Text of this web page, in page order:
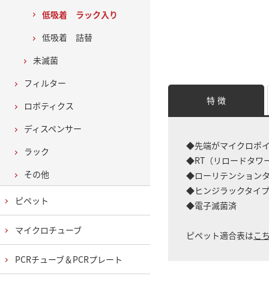
特 徴
◆先端がマイクロポ
◆RT（リロードタワ
◆ローリテンション
◆ヒンジラックタイプ
◆電子滅菌済
ピペット適合表はこ
低吸着 ラック入り
低吸着 詰替
未滅菌
フィルター
ロボティクス
ディスペンサー
ラック
その他
ピペット
マイクロチューブ
PCRチューブ＆PCRプレート